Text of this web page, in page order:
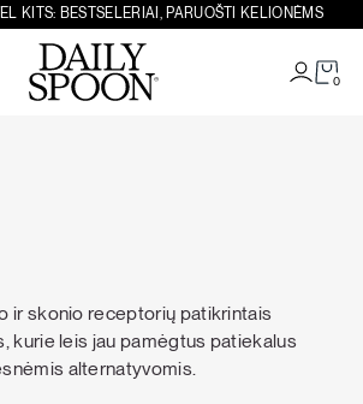
KITS: BESTSELERIAI, PARUOŠTI KELIONĖMS
0
ir skonio receptorių patikrintais
kurie leis jau pamėgtus patiekalus
alternatyvomis.